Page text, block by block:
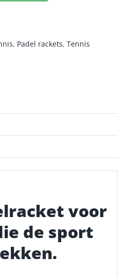
, Padel rackets, Tennis
voor
de sport